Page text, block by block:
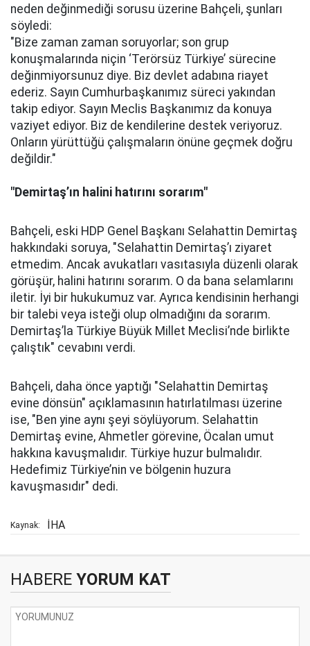
neden değinmediği sorusu üzerine Bahçeli, şunları
söyledi:
"Bize zaman zaman soruyorlar; son grup
konuşmalarında niçin ‘Terörsüz Türkiye’ sürecine
değinmiyorsunuz diye. Biz devlet adabına riayet
ederiz. Sayın Cumhurbaşkanımız süreci yakından
takip ediyor. Sayın Meclis Başkanımız da konuya
vaziyet ediyor. Biz de kendilerine destek veriyoruz.
Onların yürüttüğü çalışmaların önüne geçmek doğru
değildir."
"Demirtaş’ın halini hatırını sorarım"
Bahçeli, eski HDP Genel Başkanı Selahattin Demirtaş
hakkındaki soruya, "Selahattin Demirtaş’ı ziyaret
etmedim. Ancak avukatları vasıtasıyla düzenli olarak
görüşür, halini hatırını sorarım. O da bana selamlarını
iletir. İyi bir hukukumuz var. Ayrıca kendisinin herhangi
bir talebi veya isteği olup olmadığını da sorarım.
Demirtaş’la Türkiye Büyük Millet Meclisi’nde birlikte
çalıştık" cevabını verdi.
Bahçeli, daha önce yaptığı "Selahattin Demirtaş
evine dönsün" açıklamasının hatırlatılması üzerine
ise, "Ben yine aynı şeyi söylüyorum. Selahattin
Demirtaş evine, Ahmetler görevine, Öcalan umut
hakkına kavuşmalıdır. Türkiye huzur bulmalıdır.
Hedefimiz Türkiye’nin ve bölgenin huzura
kavuşmasıdır" dedi.
Kaynak: İHA
HABERE YORUM KAT